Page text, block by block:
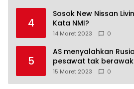
4
Sosok New Nissan
Kata NMI?
14 Maret 2023 0
5
AS menyalahkan
pesawat tak berawak
Moskow menyangkal
15 Maret 2023 0